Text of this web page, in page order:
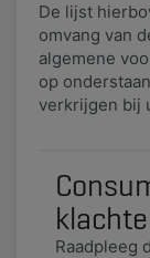
De lijst
omvang van
algemene
op
verkrijgen bij
Raadpleeg